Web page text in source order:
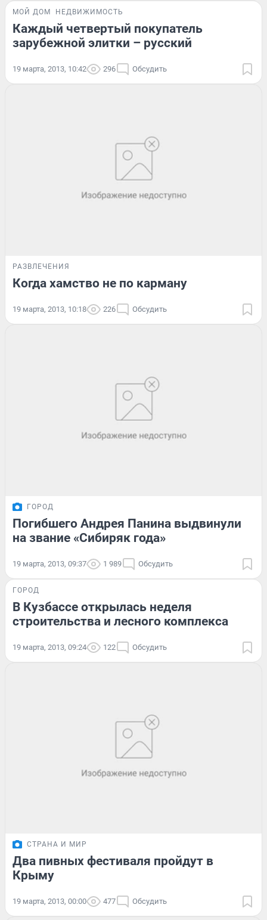
МОЙ ДОМ НЕДВИЖИМОСТЬ
Каждый четвертый покупатель
зарубежной элитки – русский
19 марта, 2013, 10:42 296 Обсудить
РАЗВЛЕЧЕНИЯ
Когда хамство не по карману
19 марта, 2013, 10:18 226 Обсудить
ГОРОД
Погибшего Андрея Панина выдвинули
на звание «Сибиряк года»
19 марта, 2013, 09:37 1 989 Обсудить
ГОРОД
В Кузбассе открылась неделя
строительства и лесного комплекса
19 марта, 2013, 09:24 122 Обсудить
СТРАНА И МИР
Два пивных фестиваля пройдут в
Крыму
19 марта, 2013, 00:00 477 Обсудить